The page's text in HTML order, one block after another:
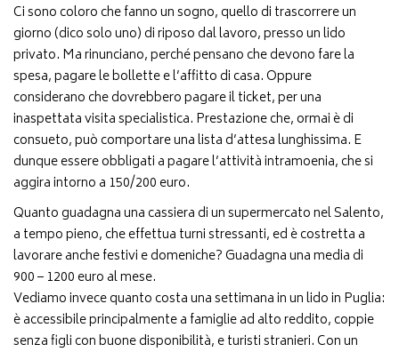
Ci sono coloro che fanno un sogno, quello di trascorrere un
giorno (dico solo uno) di riposo dal lavoro, presso un lido
privato. Ma rinunciano, perché pensano che devono fare la
spesa, pagare le bollette e l’affitto di casa. Oppure
considerano che dovrebbero pagare il ticket, per una
inaspettata visita specialistica. Prestazione che, ormai è di
consueto, può comportare una lista d’attesa lunghissima. E
dunque essere obbligati a pagare l’attività intramoenia, che si
aggira intorno a 150/200 euro.
Quanto guadagna una cassiera di un supermercato nel Salento,
a tempo pieno, che effettua turni stressanti, ed è costretta a
lavorare anche festivi e domeniche? Guadagna una media di
900 – 1200 euro al mese.
Vediamo invece quanto costa una settimana in un lido in Puglia:
è accessibile principalmente a famiglie ad alto reddito, coppie
senza figli con buone disponibilità, e turisti stranieri. Con un